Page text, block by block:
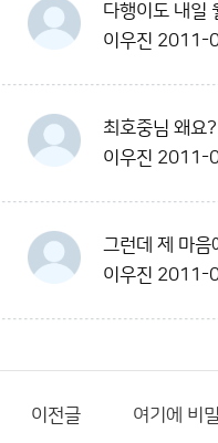
다행이도 내일
이우진 2011-
최호중님 왜요
이우진 2011-
그런데 제 마음
이우진 2011-
이전글 여기에 비